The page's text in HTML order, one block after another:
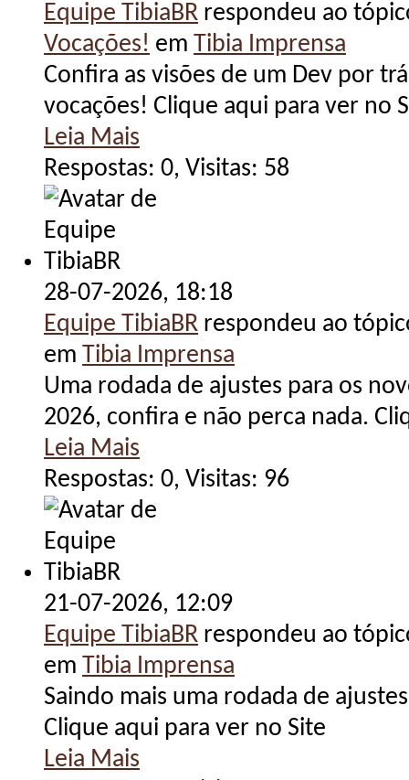
Equipe TibiaBR respondeu ao
Vocações! em Tibia Imprensa
Confira as visões de um Dev por
vocações! Clique aqui para ver no
Leia Mais
Respostas: 0, Visitas: 58
28-07-2026, 18:18
Equipe TibiaBR respondeu ao
em Tibia Imprensa
Uma rodada de ajustes para os
2026, confira e não perca nada.
Leia Mais
Respostas: 0, Visitas: 96
21-07-2026, 12:09
Equipe TibiaBR respondeu ao
em Tibia Imprensa
Saindo mais uma rodada de
Clique aqui para ver no Site
Leia Mais